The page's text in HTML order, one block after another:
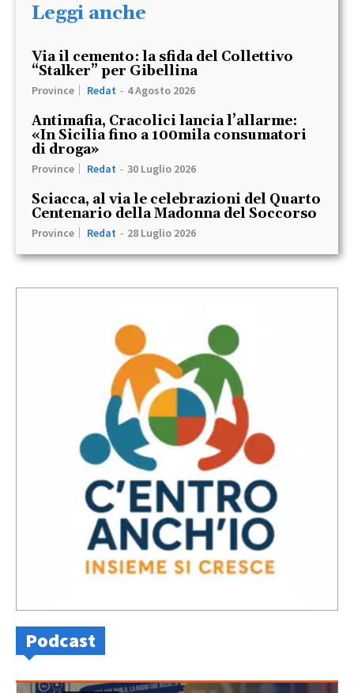
Leggi anche
Via il cemento: la sfida del Collettivo
“Stalker” per Gibellina
Province Redat - 4 Agosto 2026
Antimafia, Cracolici lancia l’allarme:
«In Sicilia fino a 100mila consumatori
di droga»
Province Redat - 30 Luglio 2026
Sciacca, al via le celebrazioni del Quarto
Centenario della Madonna del Soccorso
Province Redat - 28 Luglio 2026
Podcast